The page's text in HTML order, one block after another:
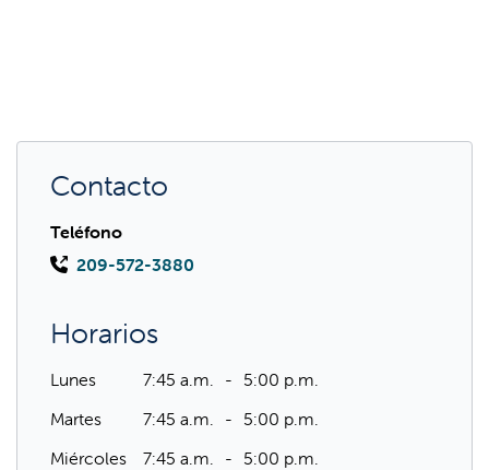
Contacto
Teléfono
209-572-3880
Horarios
Lunes 7:45 a.m.
5:00 p.m.
Martes
7:45 a.m.
5:00 p.m.
Miércoles
7:45 a.m.
5:00 p.m.